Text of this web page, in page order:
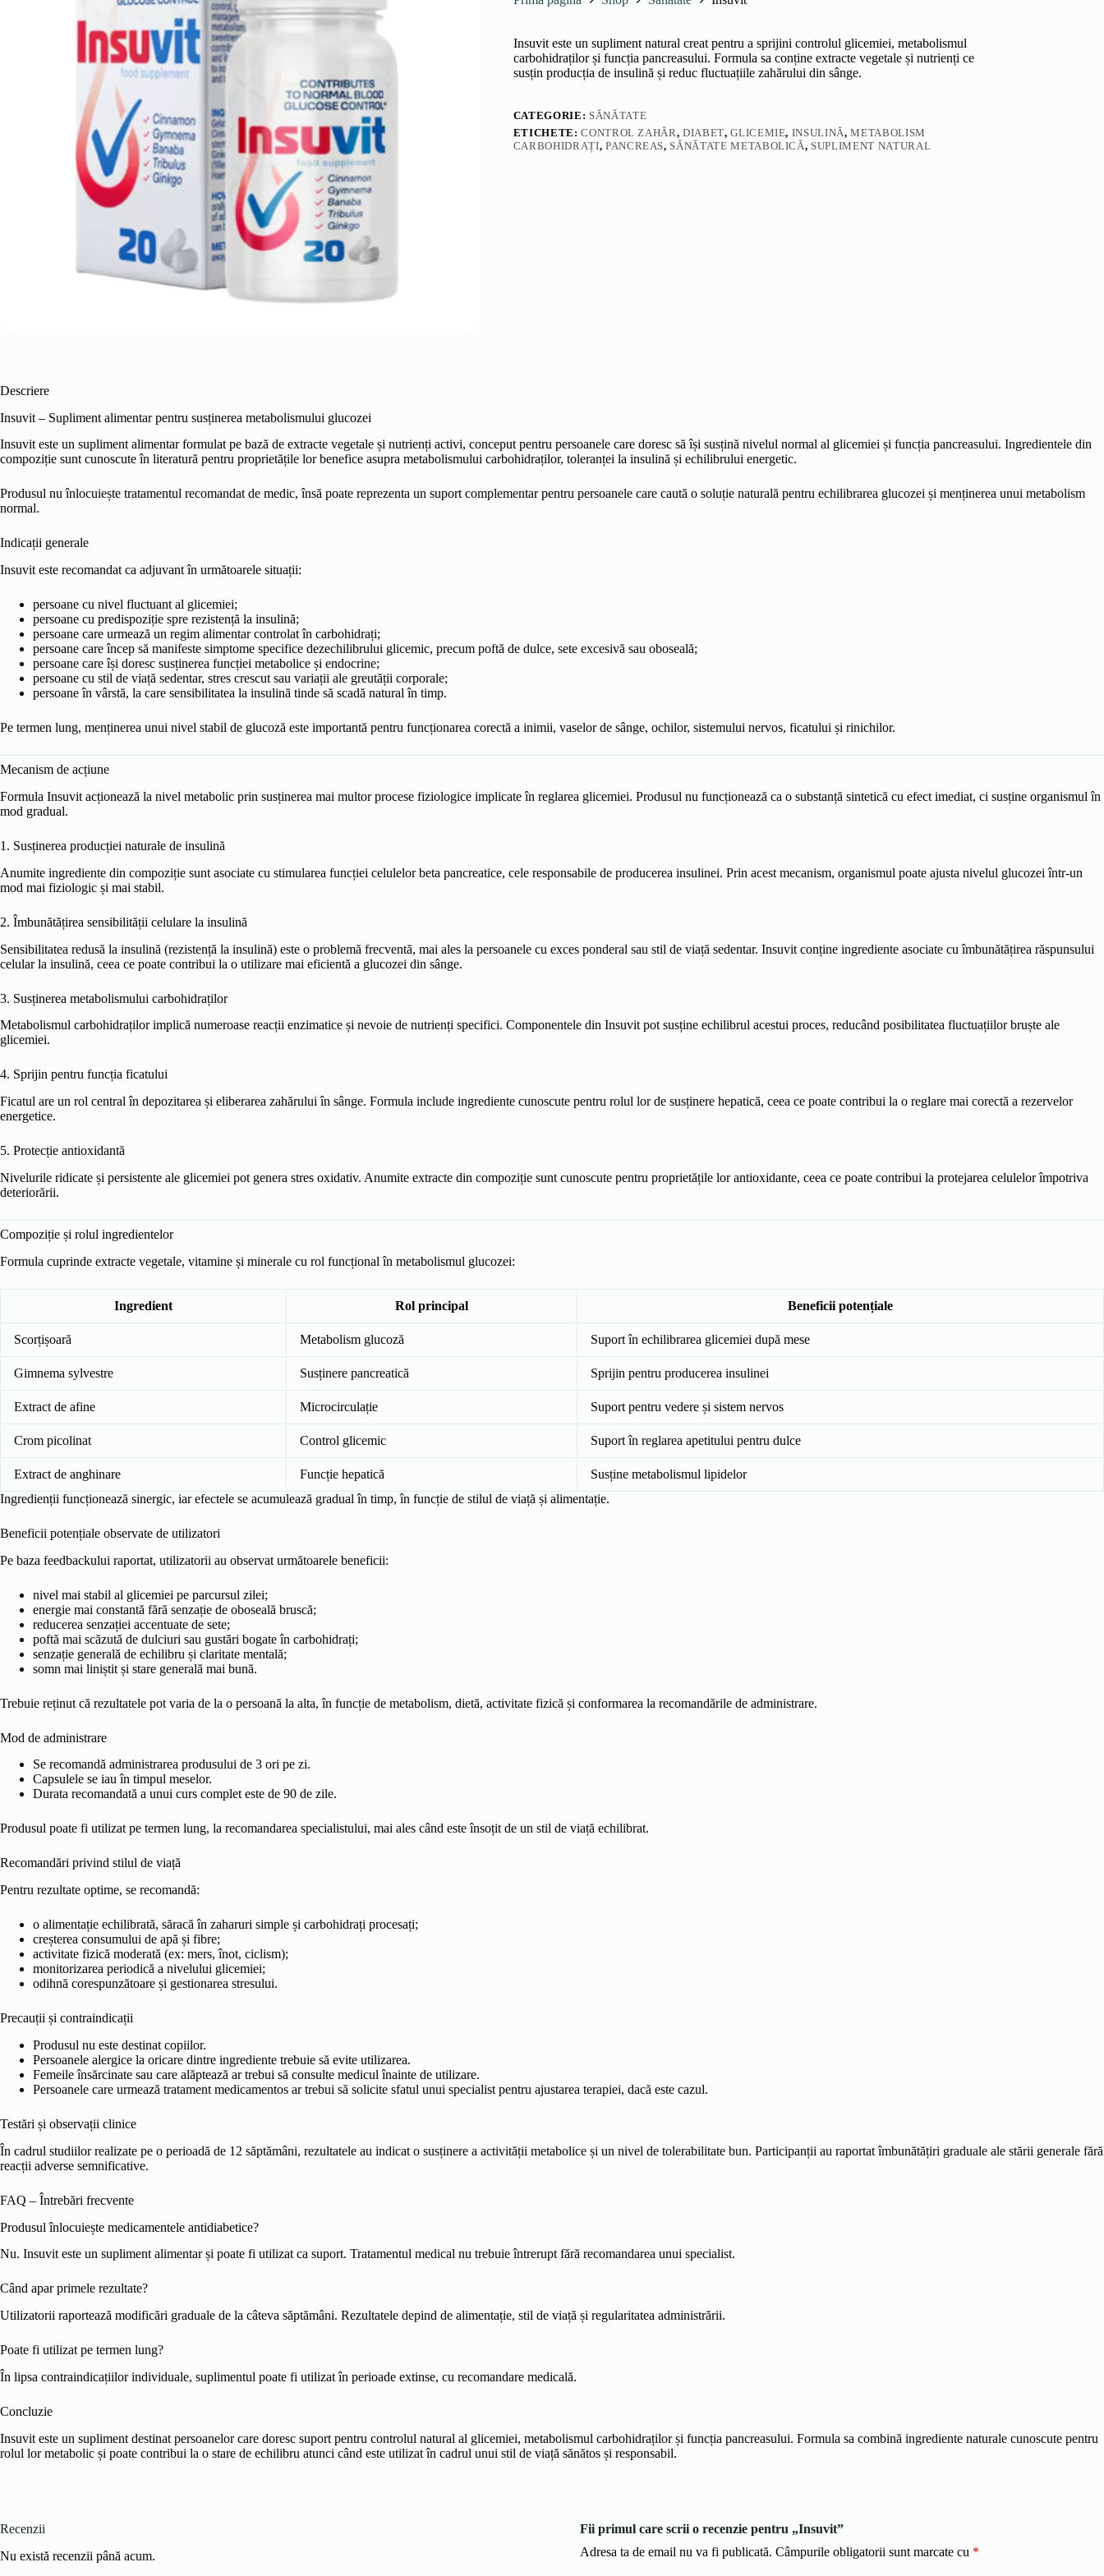
Insuvit este un supliment natural creat pentru a sprijini controlul glicemiei, metabolismul
carbohidraților și funcția pancreasului. Formula sa conține extracte vegetale și nutrienți ce
susțin producția de insulină și reduc fluctuațiile zahărului din sânge.
CATEGORIE: SĂNĂTATE
ETICHETE:CONTROL ZAHĂR,DIABET,GLICEMIE, INSULINĂ,METABOLISM
CARBOHIDRAȚI, PANCREAS, SĂNĂTATE METABOLICĂ, SUPLIMENT NATURAL
Descriere
Insuvit – Supliment alimentar pentru susținerea metabolismului glucozei
Insuvit este un supliment alimentar formulat pe bază de extracte vegetale și nutrienți activi, conceput pentru persoanele care doresc să își susțină nivelul normal al glicemiei și funcția pancreasului. Ingredientele din
compoziție sunt cunoscute în literatură pentru proprietățile lor benefice asupra metabolismului carbohidraților, toleranței la insulină și echilibrului energetic.
Produsul nu înlocuiește tratamentul recomandat de medic, însă poate reprezenta un suport complementar pentru persoanele care caută o soluție naturală pentru echilibrarea glucozei și menținerea unui metabolism
normal.
Indicații generale
Insuvit este recomandat ca adjuvant în următoarele situații:
persoane cu nivel fluctuant al glicemiei;
persoane cu predispoziție spre rezistență la insulină;
persoane care urmează un regim alimentar controlat în carbohidrați;
persoane care încep să manifeste simptome specifice dezechilibrului glicemic, precum poftă de dulce, sete excesivă sau oboseală;
persoane care își doresc susținerea funcției metabolice și endocrine;
persoane cu stil de viață sedentar, stres crescut sau variații ale greutății corporale;
persoane în vârstă, la care sensibilitatea la insulină tinde să scadă natural în timp.
Pe termen lung, menținerea unui nivel stabil de glucoză este importantă pentru funcționarea corectă a inimii, vaselor de sânge, ochilor, sistemului nervos, ficatului și rinichilor.
Mecanism de acțiune
Formula Insuvit acționează la nivel metabolic prin susținerea mai multor procese fiziologice implicate în reglarea glicemiei. Produsul nu funcționează ca o substanță sintetică cu efect imediat, ci susține organismul în
mod gradual.
1. Susținerea producției naturale de insulină
Anumite ingrediente din compoziție sunt asociate cu stimularea funcției celulelor beta pancreatice, cele responsabile de producerea insulinei. Prin acest mecanism, organismul poate ajusta nivelul glucozei într-un
mod mai fiziologic și mai stabil.
2. Îmbunătățirea sensibilității celulare la insulină
Sensibilitatea redusă la insulină (rezistență la insulină) este o problemă frecventă, mai ales la persoanele cu exces ponderal sau stil de viață sedentar. Insuvit conține ingrediente asociate cu îmbunătățirea răspunsului
celular la insulină, ceea ce poate contribui la o utilizare mai eficientă a glucozei din sânge.
3. Susținerea metabolismului carbohidraților
Metabolismul carbohidraților implică numeroase reacții enzimatice și nevoie de nutrienți specifici. Componentele din Insuvit pot susține echilibrul acestui proces, reducând posibilitatea fluctuațiilor bruște ale
glicemiei.
4. Sprijin pentru funcția ficatului
Ficatul are un rol central în depozitarea și eliberarea zahărului în sânge. Formula include ingrediente cunoscute pentru rolul lor de susținere hepatică, ceea ce poate contribui la o reglare mai corectă a rezervelor
energetice.
5. Protecție antioxidantă
Nivelurile ridicate și persistente ale glicemiei pot genera stres oxidativ. Anumite extracte din compoziție sunt cunoscute pentru proprietățile lor antioxidante, ceea ce poate contribui la protejarea celulelor împotriva
deteriorării.
Compoziție și rolul ingredientelor
Formula cuprinde extracte vegetale, vitamine și minerale cu rol funcțional în metabolismul glucozei:
Ingredient Rol principal Beneficii potențiale
Scorțișoară Metabolism glucoză Suport în echilibrarea glicemiei după mese
Gimnema sylvestre Susținere pancreatică Sprijin pentru producerea insulinei
Extract de afine Microcirculație Suport pentru vedere și sistem nervos
Crom picolinat Control glicemic Suport în reglarea apetitului pentru dulce
Extract de anghinare Funcție hepatică
Susține metabolismul lipidelor
Ingredienții funcționează sinergic, iar efectele se acumulează gradual în timp, în funcție de stilul de viață și alimentație.
Beneficii potențiale observate de utilizatori
Pe baza feedbackului raportat, utilizatorii au observat următoarele beneficii:
nivel mai stabil al glicemiei pe parcursul zilei;
energie mai constantă fără senzație de oboseală bruscă;
reducerea senzației accentuate de sete;
poftă mai scăzută de dulciuri sau gustări bogate în carbohidrați;
senzație generală de echilibru și claritate mentală;
somn mai liniștit și stare generală mai bună.
Trebuie reținut că rezultatele pot varia de la o persoană la alta, în funcție de metabolism, dietă, activitate fizică și conformarea la recomandările de administrare.
Mod de administrare
Se recomandă administrarea produsului de 3 ori pe zi.
Capsulele se iau în timpul meselor.
Durata recomandată a unui curs complet este de 90 de zile.
Produsul poate fi utilizat pe termen lung, la recomandarea specialistului, mai ales când este însoțit de un stil de viață echilibrat.
Recomandări privind stilul de viață
Pentru rezultate optime, se recomandă:
o alimentație echilibrată, săracă în zaharuri simple și carbohidrați procesați;
creșterea consumului de apă și fibre;
activitate fizică moderată (ex: mers, înot, ciclism);
monitorizarea periodică a nivelului glicemiei;
odihnă corespunzătoare și gestionarea stresului.
Precauții și contraindicații
Produsul nu este destinat copiilor.
Persoanele alergice la oricare dintre ingrediente trebuie să evite utilizarea.
Femeile însărcinate sau care alăptează ar trebui să consulte medicul înainte de utilizare.
Persoanele care urmează tratament medicamentos ar trebui să solicite sfatul unui specialist pentru ajustarea terapiei, dacă este cazul.
Testări și observații clinice
În cadrul studiilor realizate pe o perioadă de 12 săptămâni, rezultatele au indicat o susținere a activității metabolice și un nivel de tolerabilitate bun. Participanții au raportat îmbunătățiri graduale ale stării generale fără
reacții adverse semnificative.
FAQ – Întrebări frecvente
Produsul înlocuiește medicamentele antidiabetice?
Nu. Insuvit este un supliment alimentar și poate fi utilizat ca suport. Tratamentul medical nu trebuie întrerupt fără recomandarea unui specialist.
Când apar primele rezultate?
Utilizatorii raportează modificări graduale de la câteva săptămâni. Rezultatele depind de alimentație, stil de viață și regularitatea administrării.
Poate fi utilizat pe termen lung?
În lipsa contraindicațiilor individuale, suplimentul poate fi utilizat în perioade extinse, cu recomandare medicală.
Concluzie
Insuvit este un supliment destinat persoanelor care doresc suport pentru controlul natural al glicemiei, metabolismul carbohidraților și funcția pancreasului. Formula sa combină ingrediente naturale cunoscute pentru
rolul lor metabolic și poate contribui la o stare de echilibru atunci când este utilizat în cadrul unui stil de viață sănătos și responsabil.
Recenzii
Nu există recenzii până acum.
Fii primul care scrii o recenzie pentru „Insuvit”
Adresa ta de email nu va fi publicată. Câmpurile obligatorii sunt marcate cu *